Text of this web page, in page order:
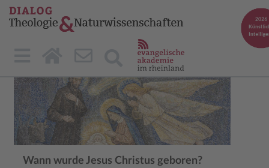
Wann wurde Jesus Christus geboren?